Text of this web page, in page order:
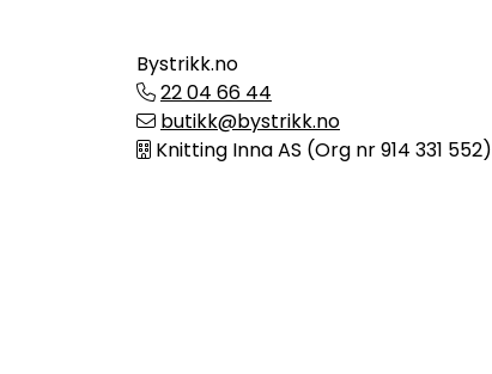
Bystrikk.no
22 04 66 44
butikk@bystrikk.no
Knitting Inna AS (Org nr 914 331 552)